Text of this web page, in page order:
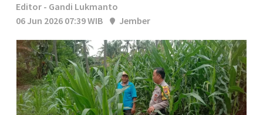
Editor - Gandi Lukmanto
06 Jun 2026 07:39 WIB
Jember